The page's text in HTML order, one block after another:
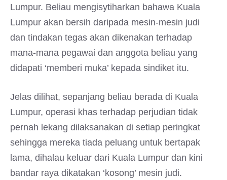
Lumpur. Beliau mengisytiharkan bahawa Kuala
Lumpur akan bersih daripada mesin-mesin judi
dan tindakan tegas akan dikenakan terhadap
mana-mana pegawai dan anggota beliau yang
didapati ‘memberi muka’ kepada sindiket itu.
Jelas dilihat, sepanjang beliau berada di Kuala
Lumpur, operasi khas terhadap perjudian tidak
pernah lekang dilaksanakan di setiap peringkat
sehingga mereka tiada peluang untuk bertapak
lama, dihalau keluar dari Kuala Lumpur dan kini
bandar raya dikatakan ‘kosong’ mesin judi.